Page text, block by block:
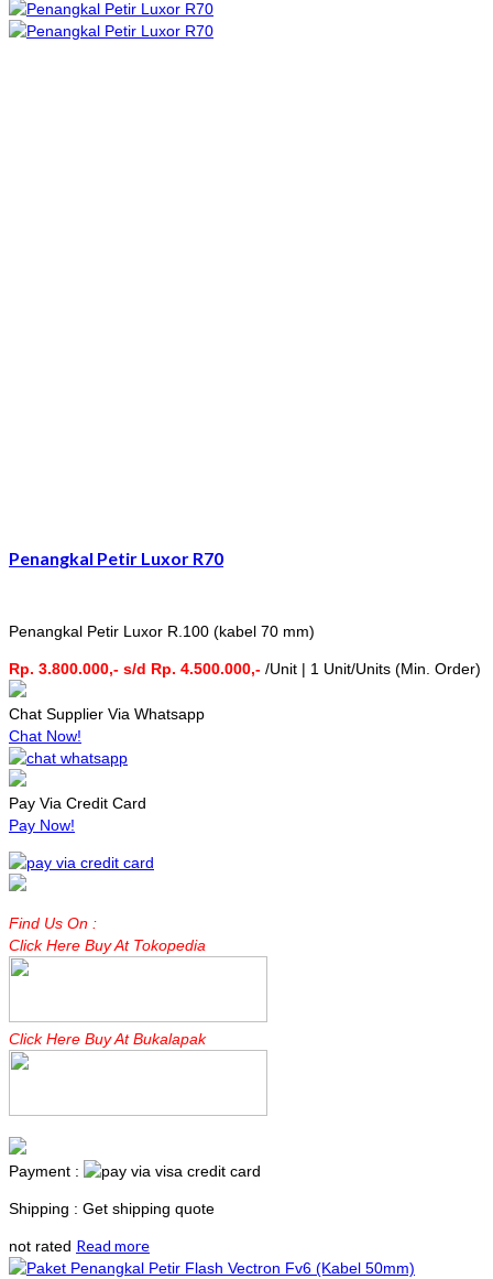
Penangkal Petir Luxor R70
Penangkal Petir Luxor R.100 (kabel 70 mm)
Rp. 3.800.000,- s/d Rp. 4.500.000,- /Unit | 1 Unit/Units (Min. Order)
Chat Supplier Via Whatsapp
Chat Now!
Pay Via Credit Card
Pay Now!
Find Us On :
Click Here Buy At Tokopedia
Click Here Buy At Bukalapak
Payment :
Shipping : Get shipping quote
not rated Read more